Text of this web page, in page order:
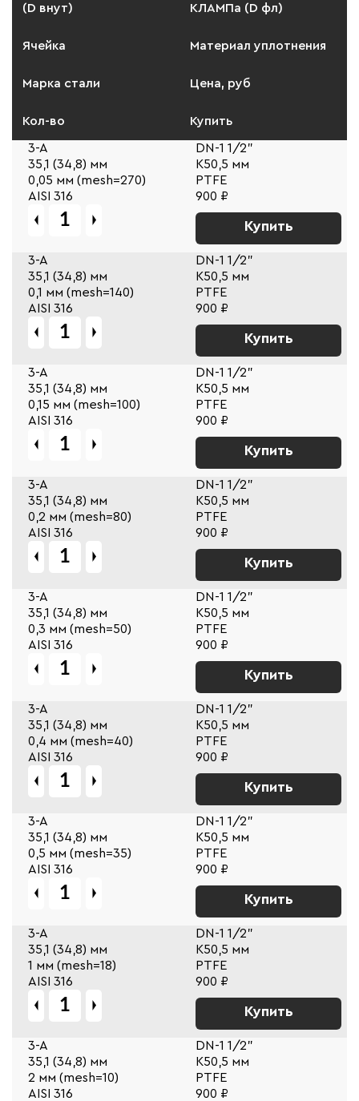
(D внут)
КЛАМПа (D фл)
Ячейка Материал уплотнения
Марка стали Цена, руб
Кол-во Купить
3-A
DN-1 1/2"
35,1 (34,8) мм
К50,5 мм
0,05 мм (mesh=270)
PTFE
AISI 316
900 ₽
Купить
3-A
DN-1 1/2"
35,1 (34,8) мм
К50,5 мм
0,1 мм (mesh=140)
PTFE
AISI 316
900 ₽
Купить
3-A
DN-1 1/2"
35,1 (34,8) мм
К50,5 мм
0,15 мм (mesh=100)
PTFE
AISI 316
900 ₽
Купить
3-A
DN-1 1/2"
35,1 (34,8) мм
К50,5 мм
0,2 мм (mesh=80)
PTFE
AISI 316
900 ₽
Купить
3-A
DN-1 1/2"
35,1 (34,8) мм
К50,5 мм
0,3 мм (mesh=50)
PTFE
AISI 316
900 ₽
Купить
3-A
DN-1 1/2"
35,1 (34,8) мм
К50,5 мм
0,4 мм (mesh=40)
PTFE
AISI 316
900 ₽
Купить
3-A
DN-1 1/2"
35,1 (34,8) мм
К50,5 мм
0,5 мм (mesh=35)
PTFE
AISI 316
900 ₽
Купить
3-A
DN-1 1/2"
35,1 (34,8) мм
К50,5 мм
1 мм (mesh=18)
PTFE
AISI 316
900 ₽
Купить
3-A
DN-1 1/2"
35,1 (34,8) мм
К50,5 мм
2 мм (mesh=10)
PTFE
AISI 316
900 ₽